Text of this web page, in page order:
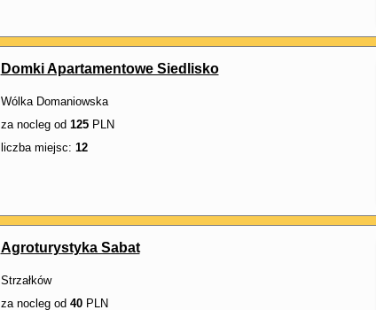
Domki Apartamentowe Siedlisko
Wólka Domaniowska
za nocleg od 125PLN
liczba miejsc: 12
Agroturystyka Sabat
Strzałków
za nocleg od 40PLN